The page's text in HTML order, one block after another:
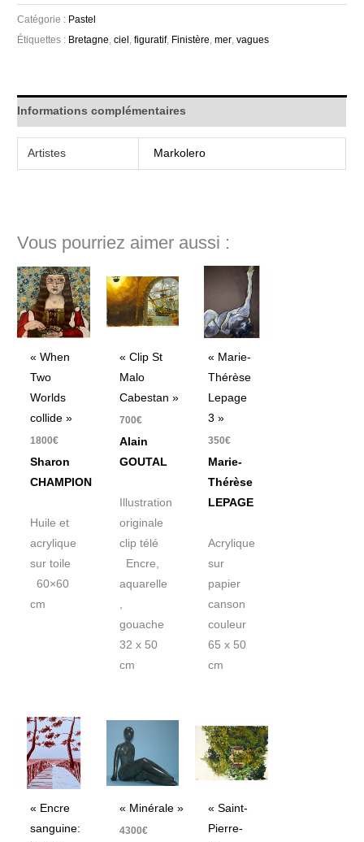
Catégorie : Pastel
Étiquettes : Bretagne,ciel ,figuratif, Finistère,mer,vagues
Informations complémentaires
Artistes Markolero
Vous pourriez aimer aussi :
« When
Two
Worlds
collide »
1800€
Sharon
CHAMPION
Huile et
acrylique
sur toile
60×60
cm
« Clip St
Malo
Cabestan »
700€
Alain
GOUTAL
Illustration
originale
clip télé
Encre,
aquarelle
,
gouache
32 x 50
cm
« Marie-
Thérèse
Lepage
3 »
350€
Marie-
Thérèse
LEPAGE
Acrylique
sur
papier
canson
couleur
65 x 50
cm
« Encre
sanguine:
« Minérale »
4300€
« Saint-
Pierre-